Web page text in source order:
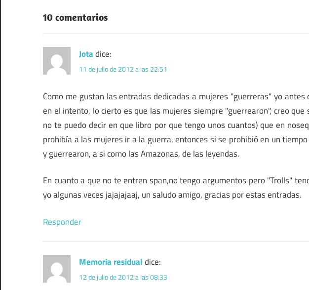
10 comentarios
Jotadice:
11 de julio de 2012 a las 22:51
Como me gustan las entradas dedicadas a mujeres "guerreras" yo
en el intento, lo cierto es que las mujeres siempre "guerrearon", creo que
no te puedo decir en que libro por que tengo unos cuantos) que en
prohibía a las mujeres ir a la guerra, entonces si se prohibió en un
y guerrearon, a si como las Amazonas, de las leyendas.
En cuanto a que no te entren span,no tengo argumentos pero "Trolls"
yo algunas veces jajajajaaj, un saludo amigo, gracias por estas entradas.
Responder
Memoria residualdice:
12 de julio de 2012 a las 08:33